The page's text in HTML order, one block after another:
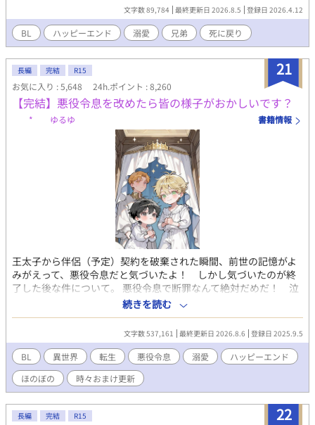
文字数 89,784 最終更新日 2026.8.5 登録日 2026.4.12
BL ハッピーエンド 溺愛 兄弟 死に戻り
21
長編 完結 R15
お気に入り : 5,648 24h.ポイント : 8,260
【完結】悪役令息を改めたら皆の様子がおかしいです？
* ゆるゆ 書籍情報
王太子から伴侶（予定）契約を破棄された瞬間、前世の記憶がよ
みがえって、悪役令息だと気づいたよ！ しかし気づいたのが終
了した後な件について。 悪役令息で断罪なんて絶対だめだ！ 泣
いちゃう！ せっかく前世を思い出したんだから、これからは心を
入れ替えて、真面目にがんばっていこう！ と思ったんだけ
ど……あれ？ 皆やさしい？ 主人公はあっちだよー？ 本編完結
済です。 おまけのお話を更新しています。 皆の動画をつくりまし
た！ プロフのwebサイトから飛べるので、もしよかったら、お話
と一緒に楽しんでくださったら、とてもうれしいです！ 表紙や動
画にAIを使っていますが、小説にはAIを使っておりません 皆さま
の応援のおかげで『もふもふ獣人に転生したら、最愛の推しに溺
愛されています』書籍化、心から、ありがとうございます！
続きを読む
文字数 537,161 最終更新日 2026.8.6 登録日 2025.9.5
BL 異世界 転生 悪役令息 溺愛
ハッピーエンド
ほのぼの
時々おまけ更新
22
長編 完結 R15